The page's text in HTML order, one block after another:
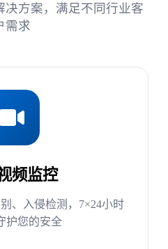
决方案，满足不同行业客
需求
频监控
、入侵检测，7×24小时
护您的安全